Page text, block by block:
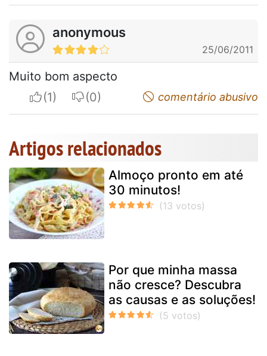
anonymous
25/06/2011
Muito bom aspecto
I apreciateI do not appreciatecomentário abusivo
Artigos relacionados
Almoço pronto em até
30 minutos!
Por que minha massa
não cresce? Descubra
as causas e as soluções!